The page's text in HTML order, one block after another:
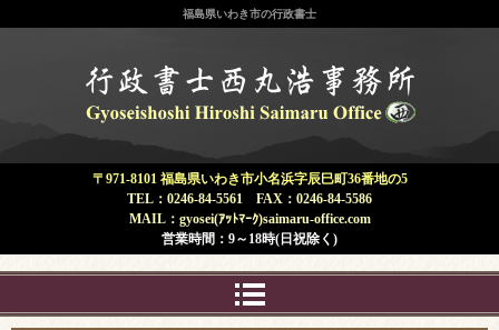
福島県 いわき市 | 行政書士 西丸浩
事務所
福島県いわき市の行政書士
〒971-8101 福島県いわき市小名浜字辰巳町36番地の5
TEL：0246-84-5561 FAX：0246-84-5586
MAIL：gyosei(ｱｯﾄﾏｰｸ)saimaru-office.com
営業時間：9～18時(日祝除く)